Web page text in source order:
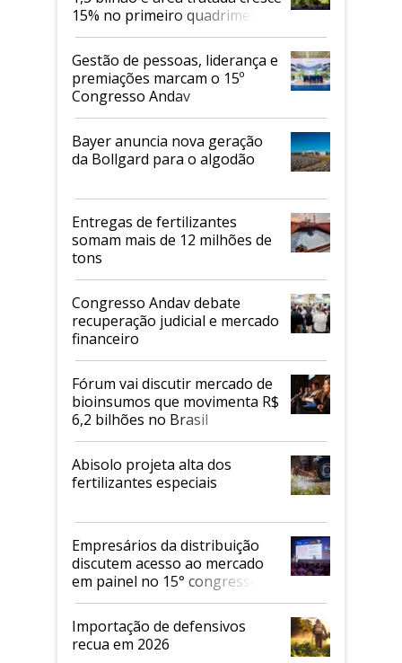
15% no primeiro quadrimestre
de 2026
Gestão de pessoas, liderança e
premiações marcam o 15º
Congresso Andav
Bayer anuncia nova geração
da Bollgard para o algodão
Entregas de fertilizantes
somam mais de 12 milhões de
tons
Congresso Andav debate
recuperação judicial e mercado
financeiro
Fórum vai discutir mercado de
bioinsumos que movimenta R$
6,2 bilhões no Brasil
Abisolo projeta alta dos
fertilizantes especiais
Empresários da distribuição
discutem acesso ao mercado
em painel no 15° congresso
Andav
Importação de defensivos
recua em 2026